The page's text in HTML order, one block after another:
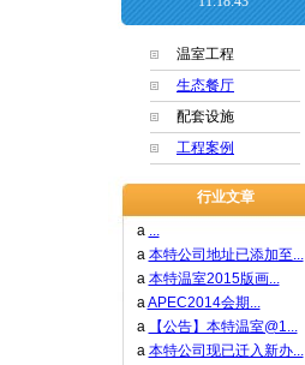
温室工程
生态餐厅
配套设施
工程案例
行业文章
a ...
a 本特公司地址已添加至...
a 本特温室2015版画...
aAPEC2014会期...
a
【公告】本特温室@1...
a 本特公司现已迁入新办...